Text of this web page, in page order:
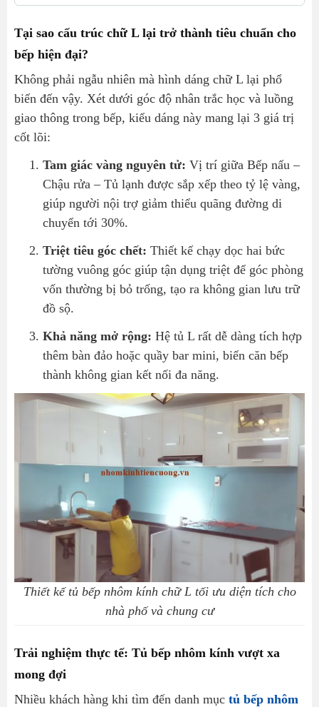
Tại sao cấu trúc chữ L lại trở thành tiêu chuẩn cho
bếp hiện đại?
Không phải ngẫu nhiên mà hình dáng chữ L lại phổ
biến đến vậy. Xét dưới góc độ nhân trắc học và luồng
giao thông trong bếp, kiểu dáng này mang lại 3 giá trị
cốt lõi:
Tam giác vàng nguyên tử: Vị trí giữa Bếp nấu –
Chậu rửa – Tủ lạnh được sắp xếp theo tỷ lệ vàng,
giúp người nội trợ giảm thiểu quãng đường di
chuyển tới 30%.
Triệt tiêu góc chết: Thiết kế chạy dọc hai bức
tường vuông góc giúp tận dụng triệt để góc phòng
vốn thường bị bỏ trống, tạo ra không gian lưu trữ
đồ sộ.
Khả năng mở rộng: Hệ tủ L rất dễ dàng tích hợp
thêm bàn đảo hoặc quầy bar mini, biến căn bếp
thành không gian kết nối đa năng.
Thiết kế tủ bếp nhôm kính chữ L tối ưu diện tích cho
nhà phố và chung cư
Trải nghiệm thực tế: Tủ bếp nhôm kính vượt xa
mong đợi
Nhiều khách hàng khi tìm đến danh mục tủ bếp nhôm